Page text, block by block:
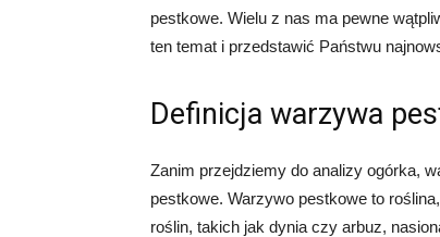
pestkowe. Wielu z nas ma pewne
ten temat i przedstawić Państwu
Definicja warzywa
Zanim przejdziemy do analizy ogórka,
pestkowe. Warzywo pestkowe to
roślin, takich jak dynia czy arbuz,